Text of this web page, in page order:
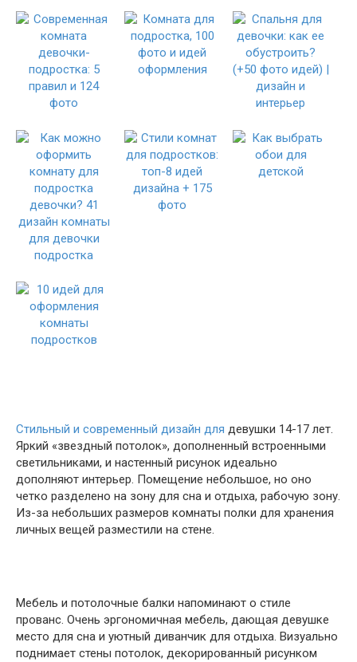
Стильный и современный дизайн для девушки 14-17 лет.
Яркий «звездный потолок», дополненный встроенными
светильниками, и настенный рисунок идеально
дополняют интерьер. Помещение небольшое, но оно
четко разделено на зону для сна и отдыха, рабочую зону.
Из-за небольших размеров комнаты полки для хранения
личных вещей разместили на стене.
Мебель и потолочные балки напоминают о стиле
прованс. Очень эргономичная мебель, дающая девушке
место для сна и уютный диванчик для отдыха. Визуально
поднимает стены потолок, декорированный рисунком